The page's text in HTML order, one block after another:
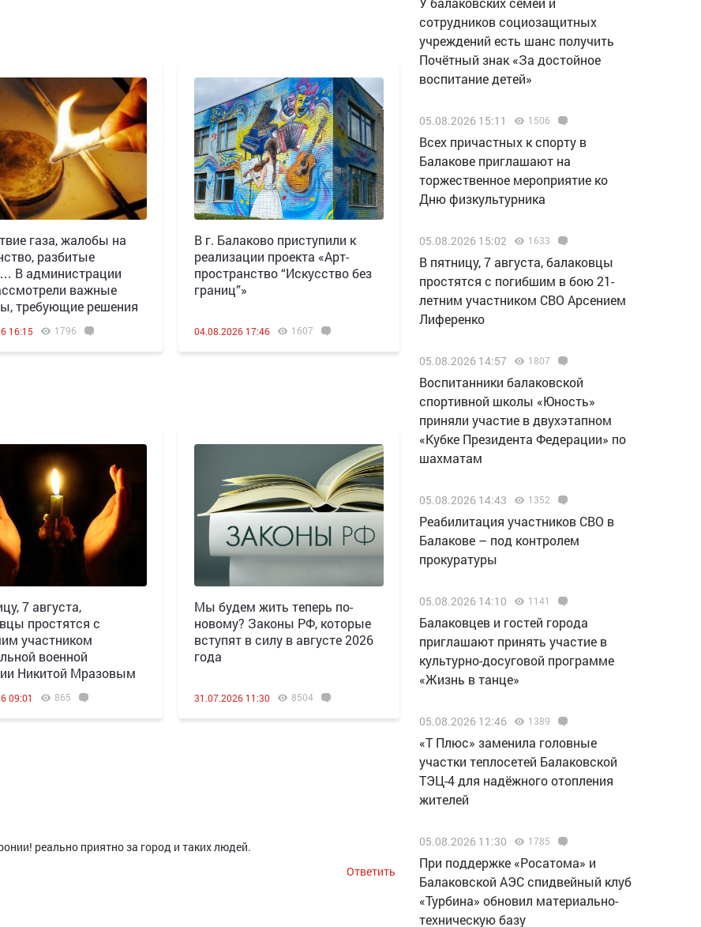
газа, жалобы на
разбитые
В администрации
важные
требующие решения
16:15 1796
В г. Балаково приступили к
реализации проекта «Арт-
пространство “Искусство без
границ”»
04.08.2026 17:46 1607
7 августа,
простятся с
участником
военной
Никитой Мразовым
09:01 865
Мы будем жить теперь по-
новому? Законы РФ, которые
вступят в силу в августе 2026
года
31.07.2026 11:30 8504
реально приятно за город и таких людей.
Ответить
сотрудников социозащитных
учреждений есть шанс получить
Почётный знак «За достойное
воспитание детей»
05.08.2026 15:11 1506
Всех причастных к спорту в
Балакове приглашают на
торжественное мероприятие ко
Дню физкультурника
05.08.2026 15:02 1633
В пятницу, 7 августа, балаковцы
простятся с погибшим в бою 21-
летним участником СВО Арсением
Лиференко
05.08.2026 14:57 1807
Воспитанники балаковской
спортивной школы «Юность»
приняли участие в двухэтапном
«Кубке Президента Федерации» по
шахматам
05.08.2026 14:43 1352
Реабилитация участников СВО в
Балакове – под контролем
прокуратуры
05.08.2026 14:10 1141
Балаковцев и гостей города
приглашают принять участие в
культурно-досуговой программе
«Жизнь в танце»
05.08.2026 12:46 1389
«Т Плюс» заменила головные
участки теплосетей Балаковской
ТЭЦ-4 для надёжного отопления
жителей
05.08.2026 11:30 1785
При поддержке «Росатома» и
Балаковской АЭС спидвейный клуб
«Турбина» обновил материально-
техническую базу